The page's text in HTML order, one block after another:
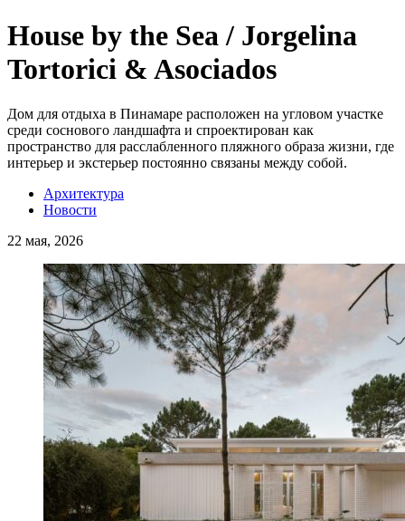
House by the Sea / Jorgelina
Tortorici & Asociados
Дом для отдыха в Пинамаре расположен на угловом участке
среди соснового ландшафта и спроектирован как
пространство для расслабленного пляжного образа жизни, где
интерьер и экстерьер постоянно связаны между собой.
Архитектура
Новости
22 мая, 2026